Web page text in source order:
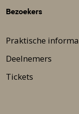
Bezoekers
Praktische
Deelnemers
Tickets